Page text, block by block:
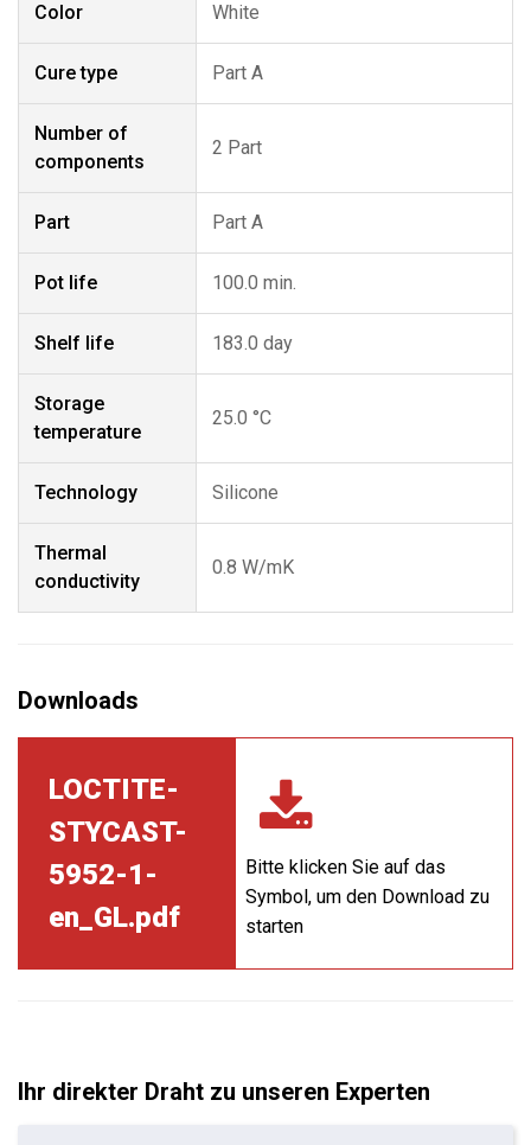
Color White
Cure type Part A
Number of
components
2 Part
Part Part A
Pot life 100.0 min.
Shelf life 183.0 day
Storage
temperature
25.0 °C
Technology Silicone
Thermal
conductivity
0.8 W/mK
LOCTITE-
STYCAST-
5952-1-
en_GL.pdf
Bitte klicken Sie auf das
Symbol, um den Download zu
starten
Ihr direkter Draht zu unseren Experten